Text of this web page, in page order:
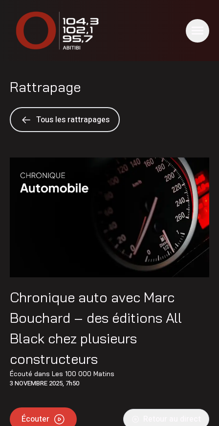
Rattrapage
Tous les rattrapages
Chronique auto avec Marc
Bouchard – des éditions All
Black chez plusieurs
constructeurs
Écouté dans Les 100 000 Matins
3 NOVEMBRE 2025, 7h50
Écouter